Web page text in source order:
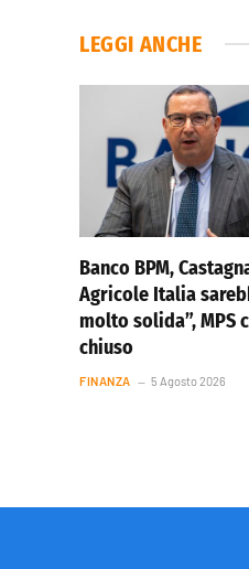
LEGGI ANCHE
Banco BPM,
Agricole Italia
molto solida”, MPS
chiuso
FINANZA 5 Agosto 2026